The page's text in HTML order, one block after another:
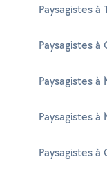
Paysagistes à
Paysagistes à
Paysagistes à
Paysagistes
Paysagistes à